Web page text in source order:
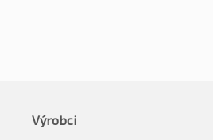
Výrobci